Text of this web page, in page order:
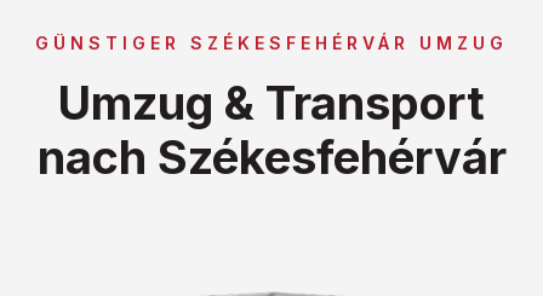
GÜNSTIGER SZÉKESFEHÉRVÁR UMZUG
Umzug & Transport
nach Székesfehérvár